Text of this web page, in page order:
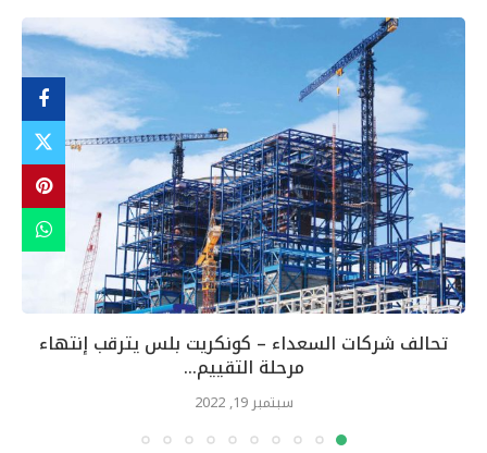
تحالف شركات السعداء – كونكريت بلس يترقب إنتهاء
مرحلة التقييم...
سبتمبر 19, 2022